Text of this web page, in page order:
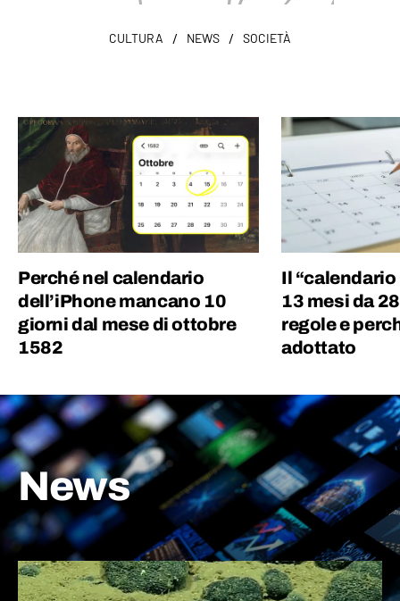
CULTURA / NEWS / SOCIETÀ
Perché nel calendario
dell’iPhone mancano 10
giorni dal mese di ottobre
1582
Il
13 mesi da
regole e
adottato
News